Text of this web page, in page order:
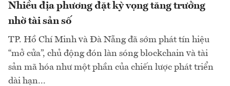
Nhiều địa phương đặt kỳ vọng tăng trưởng
nhờ tài sản số
TP. Hồ Chí Minh và Đà Nẵng đã sớm phát tín hiệu
“mở cửa”, chủ động đón làn sóng blockchain và tài
sản mã hóa như một phần của chiến lược phát triển
dài hạn...